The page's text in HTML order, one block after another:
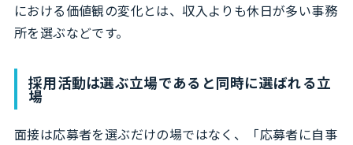
における価値観の変化とは、収入よりも休日が多い事務
所を選ぶなどです。
採用活動は選ぶ立場であると同時に選ばれる立
場
面接は応募者を選ぶだけの場ではなく、「応募者に自事